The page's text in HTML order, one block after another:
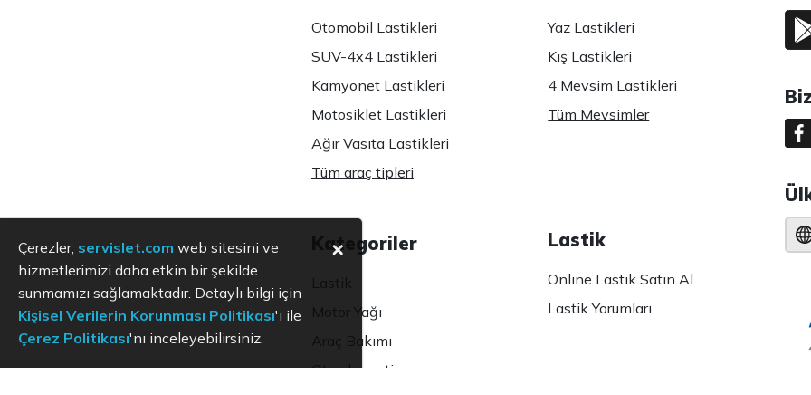
Otomobil Lastikleri
SUV-4x4 Lastikleri
Kamyonet Lastikleri
Motosiklet Lastikleri
Ağır Vasıta Lastikleri
Tüm araç tipleri
Kategoriler
Motor Yağı
Araç Bakımı
Oto ekspertiz
Yaz Lastikleri
Kış Lastikleri
4 Mevsim Lastikleri
Tüm Mevsimler
Lastik
Online Lastik Satın Al
Lastik Yorumları
Çerezler, servislet.com web sitesini ve
hizmetlerimizi daha etkin bir şekilde
sunmamızı sağlamaktadır. Detaylı bilgi için
Kişisel Verilerin Korunması Politikası'ı ile
Çerez Politikası'nı inceleyebilirsiniz.
×